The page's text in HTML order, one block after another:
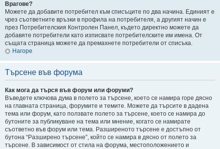
Врагове?
Можете да добавите потребител към списъците по два начина. Единият е
чрез съответните връзки в профила на потребителя, а другият начин е
през Потребителския Контролен Панел, където директно можете да
добавяте потребители като изписвате потребителските им имена. От
същата страница можете да премахнете потребители от списъка.
Нагоре
Търсене във форума
Как мога да търся във форум или форуми?
Въведете ключова дума в полето за търсене, което се намира горе дясно
на главната страница, форумите и темите. Можете да търсите в дадена
тема или форум, като ползвате полето за търсене, което се намира до
бутоните за публикуване на тема или мнение, когато се намирате
съответно във форум или тема. Разширеното търсене е достъпно от
бутона “Разширено търсене”, който се намира в дясно от полето за
търсене. В зависимост от стила на форума, местоположението и